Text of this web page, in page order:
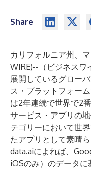
Share
カリフォルニア州、
WIRE)-- （ビジネス
展開しているグロー
ス・プラットフォー
は2年連続で世界で2
サービス・アプリの
テゴリーにおいて世
たアプリとして素晴
data.aiによれば、
iOSのみ）のデータ